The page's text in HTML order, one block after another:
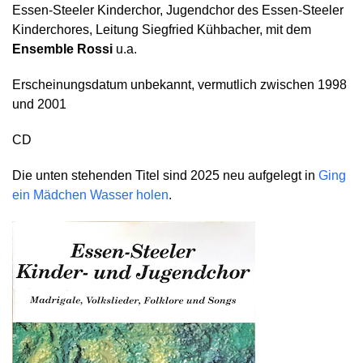
Essen-Steeler Kinderchor, Jugendchor des Essen-Steeler
Kinderchores, Leitung Siegfried Kühbacher, mit dem
Ensemble Rossi u.a.
Erscheinungsdatum unbekannt, vermutlich zwischen 1998
und 2001
CD
Die unten stehenden Titel sind 2025 neu aufgelegt in Ging
ein Mädchen Wasser holen.